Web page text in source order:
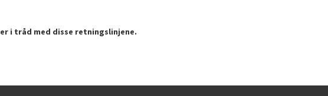
i tråd med disse retningslinjene.